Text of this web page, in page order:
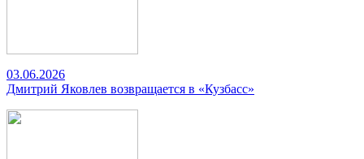
03.06.2026
Дмитрий Яковлев возвращается в «Кузбасс»